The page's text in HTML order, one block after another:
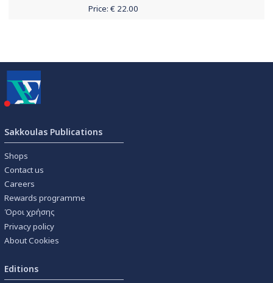
Price: € 22.00
Sakkoulas Publications
Shops
Contact us
Careers
Rewards programme
Όροι χρήσης
Privacy policy
About Cookies
Editions